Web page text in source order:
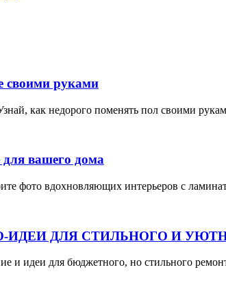
своими руками
как недорого поменять пол своими
вашего дома
фото вдохновляющих интерьеров с
ИДЕИ ДЛЯ СТИЛЬНОГО И
и идеи для бюджетного, но стильного